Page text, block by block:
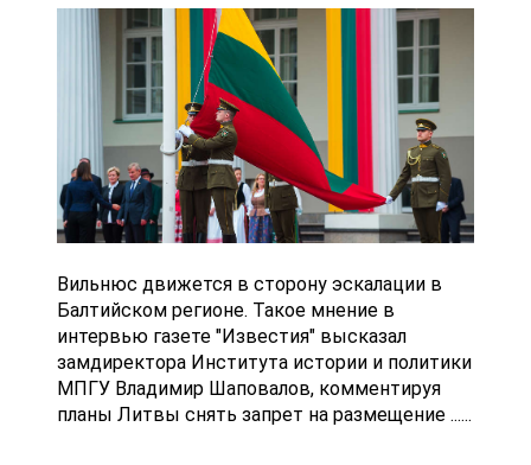
Вильнюс движется в сторону эскалации в
Балтийском регионе. Такое мнение в
интервью газете "Известия" высказал
замдиректора Института истории и политики
МПГУ Владимир Шаповалов, комментируя
планы Литвы снять запрет на размещение ......